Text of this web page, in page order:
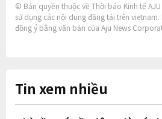
© Bản quyền thuộc về Thời báo Kinh tế
sử dụng các nội dung đăng tải trên
đồng ý bằng văn bản của Aju News
Tin xem nhiều